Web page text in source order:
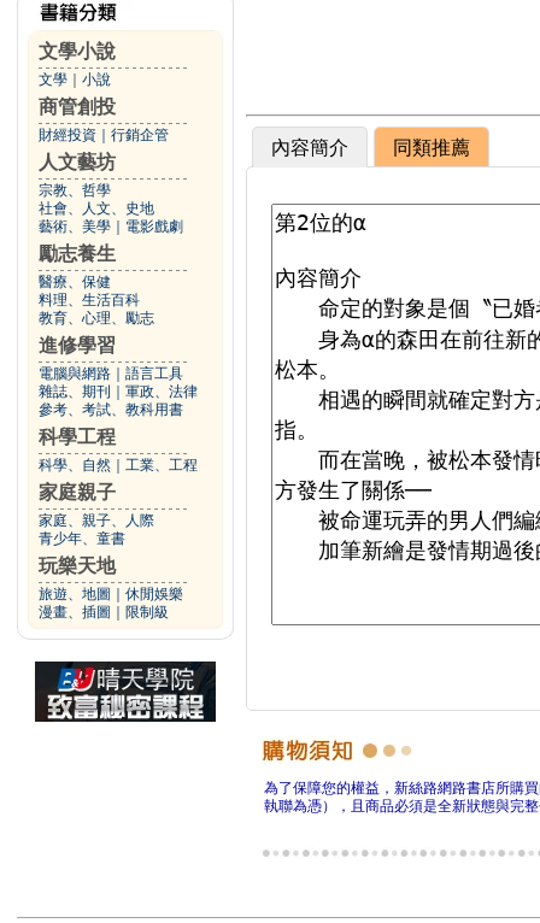
文學小說
文學 小說
商管創投
財經投資 行銷企管
人文藝坊
宗教、哲學
社會、人文、史地
藝術、美學
電影戲劇
勵志養生
醫療、保健
料理、生活百科
教育、心理、勵志
進修學習
電腦與網路
語言工具
雜誌、期刊
軍政、法律
參考、考試、教科用書
科學工程
科學、自然 工業、工程
家庭親子
家庭、親子、人際
青少年、童書
玩樂天地
旅遊、地圖
休閒娛樂
漫畫、插圖
限制級
內容簡介 同類推薦
為了保障您的權益，新絲路網路書店所購
執聯為憑），且商品必須是全新狀態與完